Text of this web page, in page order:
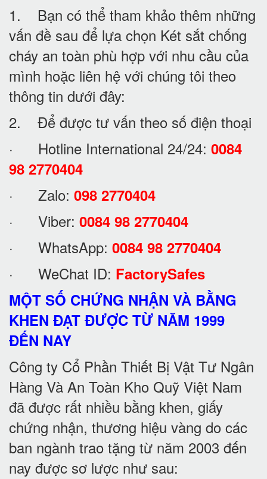
1. Bạn có thể tham khảo thêm những
vấn đề sau để lựa chọn Két sắt chống
cháy an toàn phù hợp với nhu cầu của
mình hoặc liên hệ với chúng tôi theo
thông tin dưới đây:
2. Để được tư vấn theo số điện thoại
· Hotline International 24/24: 0084
98 2770404
· Zalo: 098 2770404
· Viber: 0084 98 2770404
· WhatsApp: 0084 98 2770404
· WeChat ID: FactorySafes
MỘT SỐ CHỨNG NHẬN VÀ BẰNG
KHEN ĐẠT ĐƯỢC TỪ NĂM 1999
ĐẾN NAY
Công ty Cổ Phần Thiết Bị Vật Tư Ngân
Hàng Và An Toàn Kho Quỹ Việt Nam
đã được rất nhiều bằng khen, giấy
chứng nhận, thương hiệu vàng do các
ban ngành trao tặng từ năm 2003 đến
nay được sơ lược như sau: